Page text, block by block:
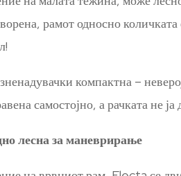
рамот односно
компактна –
самостојно, а рачката не ја
лесна за маневрирање